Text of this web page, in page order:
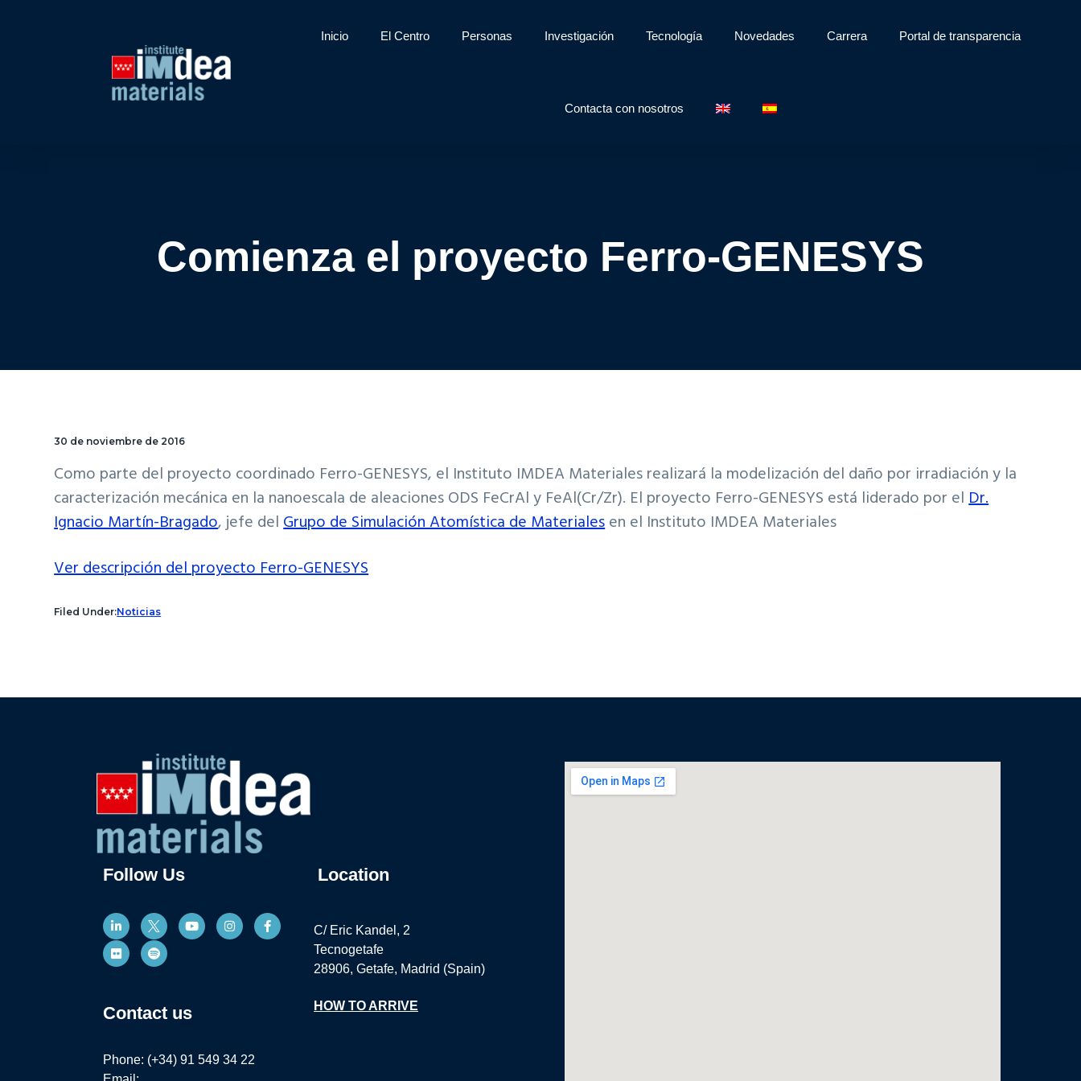
Inicio El Centro Personas Investigación Tecnología Novedades Carrera Portal de transparencia
Contacta con nosotros
Comienza el proyecto Ferro-GENESYS
30 de noviembre de 2016
Como parte del proyecto coordinado Ferro-GENESYS, el Instituto IMDEA Materiales realizará la modelización del daño por irradiación y la
caracterización mecánica en la nanoescala de aleaciones ODS FeCrAl y FeAl(Cr/Zr). El proyecto Ferro-GENESYS está liderado por elDr.
Ignacio Martín-Bragado, jefe delGrupo de Simulación Atomística de Materialesen el Instituto IMDEA Materiales
Ver descripción del proyecto Ferro-GENESYS
Filed Under:Noticias
Follow Us
Contact us
Phone: (+34) 91 549 34 22
Location
C/ Eric Kandel, 2
Tecnogetafe
28906, Getafe, Madrid (Spain)
HOW TO ARRIVE